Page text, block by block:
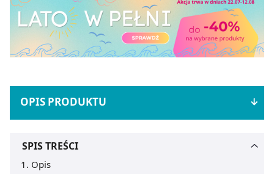
OPIS PRODUKTU
SPIS TREŚCI
Opis